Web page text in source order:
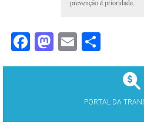
prevenção é prioridade.
Facebook
Mastodon
Email
PORTAL DA